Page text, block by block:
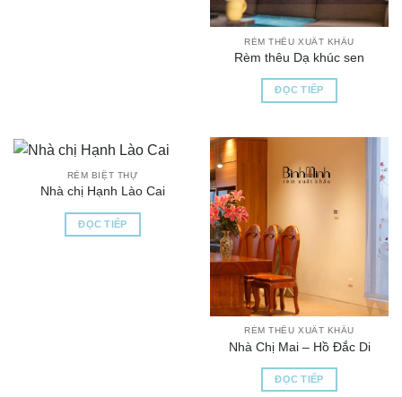
RÈM THÊU XUẤT KHẨU
Rèm thêu Dạ khúc sen
ĐỌC TIẾP
RÈM BIỆT THỰ
Nhà chị Hạnh Lào Cai
ĐỌC TIẾP
RÈM THÊU XUẤT KHẨU
Nhà Chị Mai – Hồ Đắc Di
ĐỌC TIẾP